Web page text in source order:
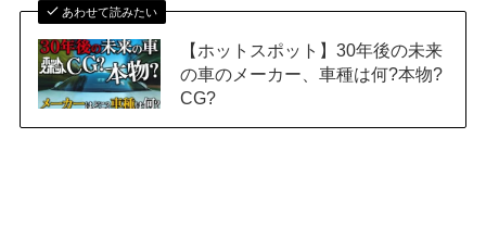
あわせて読みたい
【ホットスポット】30年後の未来
の車のメーカー、車種は何?本物?
CG?